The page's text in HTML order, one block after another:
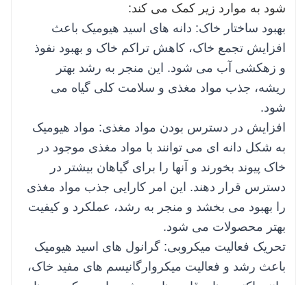
چرخش مواد مغذی و بهبود سلامت خاک کمک می
کنند و اکوسیستم خاکی مولدتر و پایدارتر ایجاد می
کنند.
پایداری محیطی: کود دانه ای هیومیک اسید یک گزینه
ارگانیک و سازگار با محیط زیست برای افزایش
حاصلخیزی خاک و رشد گیاه است. این ماده حاوی
مواد شیمیایی مصنوعی یا افزودنی های مضر نیست
که آن را برای محیط زیست، حیات وحش و سلامت
انسان ایمن می کند.
مقرون به صرفه: ماهیت آهسته رهش گرانول های
اسید هیومیک، دفعات کاربرد را کاهش می دهد و آن
را به یک گزینه کود مقرون به صرفه برای
کشاورزان و باغداران تبدیل می کند. مزایای طولانی
مدت برای خاک و گیاهان فراهم می کند و نیاز به
شود به موارد زیر کمک می کند:
بهبود ساختار خاک: دانه های اسید هیومیک باعث
افزایش تجمع خاک، کاهش تراکم خاک و بهبود نفوذ
و زهکشی آب می شود. این منجر به رشد بهتر
ریشه، جذب مواد مغذی و سلامت کلی گیاه می
شود.
افزایش در دسترس بودن مواد مغذی: مواد هیومیک
به شکل دانه ای می توانند با مواد مغذی موجود در
خاک پیوند بخورند و آنها را برای گیاهان بیشتر در
دسترس قرار دهند. این امر کارایی جذب مواد مغذی
را بهبود می بخشد و منجر به رشد، عملکرد و کیفیت
بهتر محصولات می شود.
تحریک فعالیت میکروبی: گرانول های اسید هیومیک
باعث رشد و فعالیت میکروارگانیسم های مفید خاک،